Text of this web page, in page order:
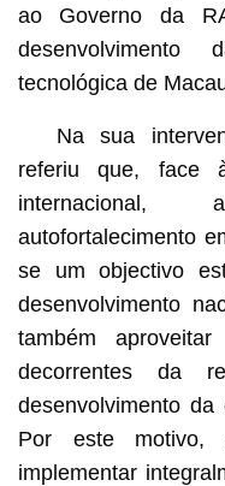
ao Governo da
tecnológica de
Na sua
referiu que, face
autofortalecimento
se um objectivo
desenvolvimento
também
decorrentes da
desenvolvimento da
Por este
implementar